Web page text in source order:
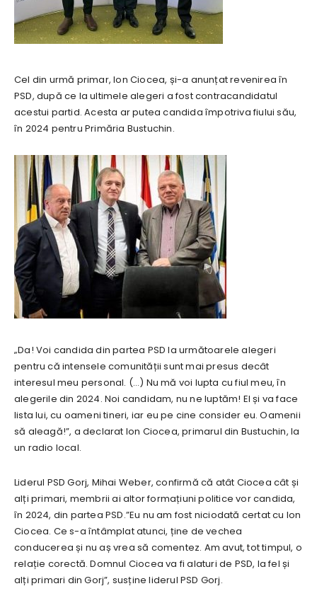
Cel din urmă primar, Ion Ciocea, și-a anunțat revenirea în
PSD, după ce la ultimele alegeri a fost contracandidatul
acestui partid. Acesta ar putea candida împotriva fiului său,
în 2024 pentru Primăria Bustuchin.
„Da! Voi candida din partea PSD la următoarele alegeri
pentru că intensele comunității sunt mai presus decât
interesul meu personal. (…) Nu mă voi lupta cu fiul meu, în
alegerile din 2024. Noi candidam, nu ne luptăm! El și va face
lista lui, cu oameni tineri, iar eu pe cine consider eu. Oamenii
să aleagă!”, a declarat Ion Ciocea, primarul din Bustuchin, la
un radio local.
Liderul PSD Gorj, Mihai Weber, confirmă că atât Ciocea cât și
alți primari, membrii ai altor formațiuni politice vor candida,
în 2024, din partea PSD.”Eu nu am fost niciodată certat cu Ion
Ciocea. Ce s-a întâmplat atunci, ține de vechea
conducerea și nu aș vrea să comentez. Am avut, tot timpul, o
relație corectă. Domnul Ciocea va fi alaturi de PSD, la fel și
alți primari din Gorj”, susține liderul PSD Gorj.